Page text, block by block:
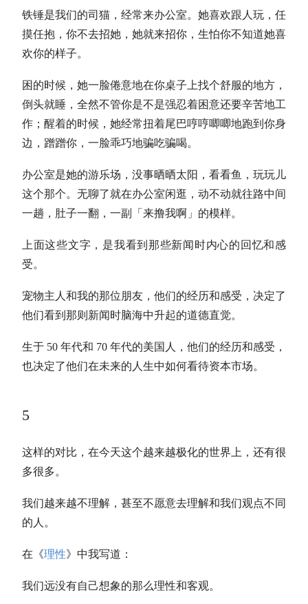
铁锤是我们的司猫，经常来办公室。她喜欢跟人玩，任
摸任抱，你不去招她，她就来招你，生怕你不知道她喜
欢你的样子。
困的时候，她一脸倦意地在你桌子上找个舒服的地方，
倒头就睡，全然不管你是不是强忍着困意还要辛苦地工
作；醒着的时候，她经常扭着尾巴哼哼唧唧地跑到你身
边，蹭蹭你，一脸乖巧地骗吃骗喝。
办公室是她的游乐场，没事晒晒太阳，看看鱼，玩玩儿
这个那个。无聊了就在办公室闲逛，动不动就往路中间
一趟，肚子一翻，一副「来撸我啊」的模样。
上面这些文字，是我看到那些新闻时内心的回忆和感
受。
宠物主人和我的那位朋友，他们的经历和感受，决定了
他们看到那则新闻时脑海中升起的道德直觉。
生于 50 年代和 70 年代的美国人，他们的经历和感受，
也决定了他们在未来的人生中如何看待资本市场。
5
这样的对比，在今天这个越来越极化的世界上，还有很
多很多。
我们越来越不理解，甚至不愿意去理解和我们观点不同
的人。
在《理性》中我写道：
我们远没有自己想象的那么理性和客观。